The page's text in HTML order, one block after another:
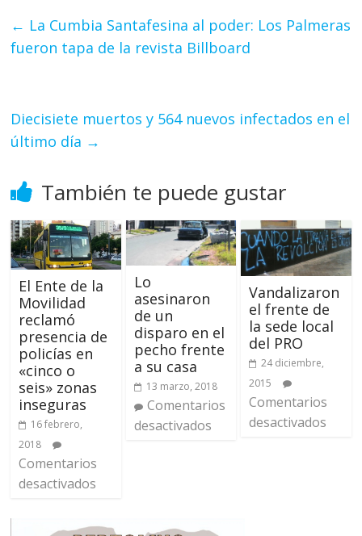
← La Cumbia Santafesina al poder: Los Palmeras
fueron tapa de la revista Billboard
Diecisiete muertos y 564 nuevos infectados en el
último día →
También te puede gustar
El Ente de la
Movilidad
reclamó
presencia de
policías en
«cinco o
seis» zonas
inseguras
16 febrero,
2018
Comentarios
desactivados
Lo
asesinaron
de un
disparo en el
pecho frente
a su casa
13 marzo, 2018
Comentarios
desactivados
Vandalizaron
el frente de
la sede local
del PRO
24 diciembre,
2015
Comentarios
desactivados